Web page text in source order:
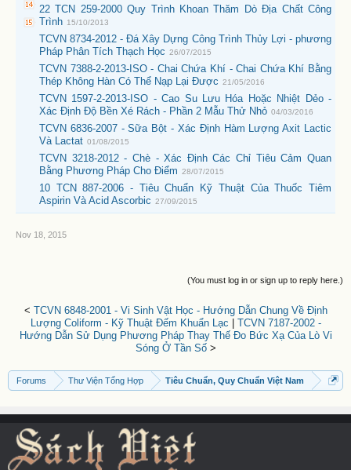
22 TCN 259-2000 Quy Trình Khoan Thăm Dò Địa Chất Công
Trình 15/10/2013
TCVN 8734-2012 - Đá Xây Dựng Công Trình Thủy Lợi - phương
Pháp Phân Tích Thạch Học 26/07/2015
TCVN 7388-2-2013-ISO - Chai Chứa Khí - Chai Chứa Khí Bằng
Thép Không Hàn Có Thể Nạp Lại Được 21/05/2016
TCVN 1597-2-2013-ISO - Cao Su Lưu Hóa Hoặc Nhiệt Dẻo -
Xác Định Độ Bền Xé Rách - Phần 2 Mẫu Thử Nhỏ 04/03/2016
TCVN 6836-2007 - Sữa Bột - Xác Định Hàm Lượng Axit Lactic
Và Lactat 01/08/2015
TCVN 3218-2012 - Chè - Xác Định Các Chỉ Tiêu Cảm Quan
Bằng Phương Pháp Cho Điểm 28/07/2015
10 TCN 887-2006 - Tiêu Chuẩn Kỹ Thuật Của Thuốc Tiêm
Aspirin Và Acid Ascorbic 27/09/2015
Nov 18, 2015
(You must log in or sign up to reply here.)
< TCVN 6848-2001 - Vi Sinh Vật Học - Hướng Dẫn Chung Về Định
Lượng Coliform - Kỹ Thuật Đếm Khuẩn Lạc
TCVN 7187-2002 -
Hướng Dẫn Sử Dụng Phương Pháp Thay Thế Đo Bức Xạ Của Lò Vi
Sóng Ở Tần Số>
Forums Thư Viện Tổng Hợp Tiêu Chuẩn, Quy Chuẩn Việt Nam